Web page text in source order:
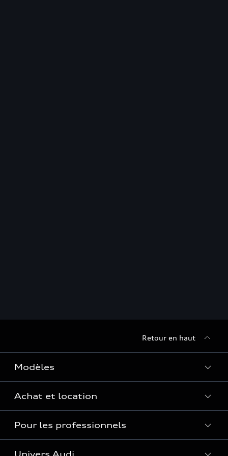
Retour en haut
Modèles
Voir les modèles
Achat et location
Réservation et option d'achat
Financer mon Audi
Pour les professionnels
Univers Audi